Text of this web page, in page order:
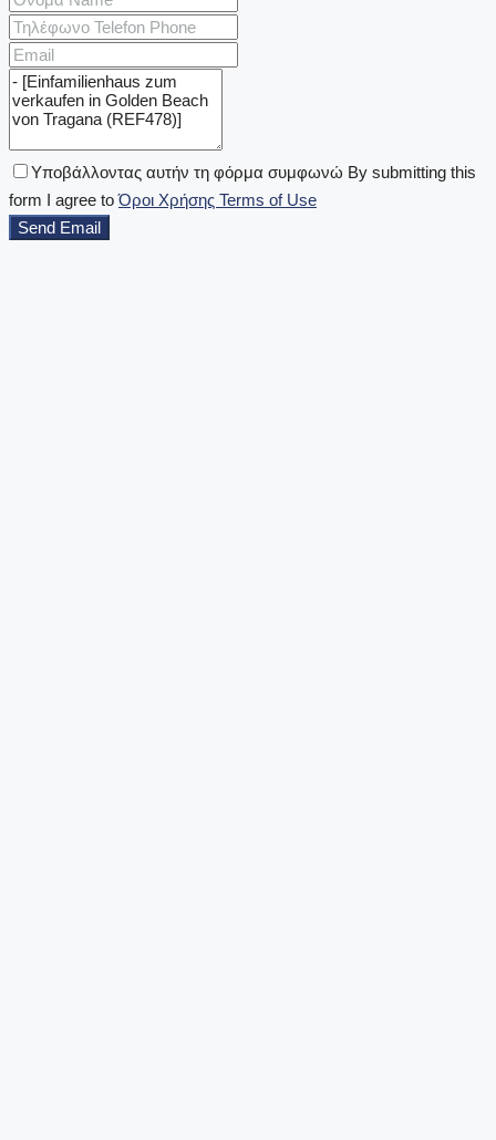
Υποβάλλοντας αυτήν τη φόρμα συμφωνώ By submitting this
form I agree toΌροι Χρήσης Terms of Use
Send Email